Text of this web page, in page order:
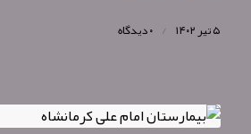
۵ تیر ۱۴۰۲ / ۰ دیدگاه